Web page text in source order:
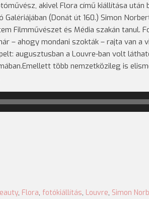
akivel Flora című kiállítása
(Donát út 160.) Simon
Filmművészet és Média szakán tanul.
– ahogy mondani szokták – rajta van
augusztusban a Louvre-ban volt
több nemzetközileg is
, Flora, fotókiállítás, Louvre, Simon